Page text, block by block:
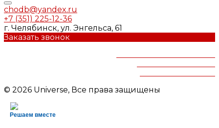
chodb@yandex.ru
+7 (351) 225-12-36
г. Челябинск, ул. Энгельса, 61
Заказать звонок
© 2026 Universe, Все права защищены
Решаем вместе